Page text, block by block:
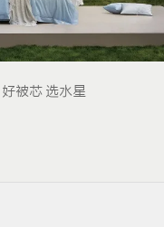
好被芯 选水星